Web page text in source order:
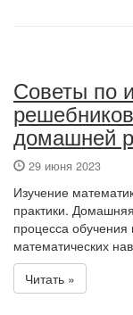
Советы по
домашней
29 июня 2023
Изучение
практики.
процесса
математических
Читать »